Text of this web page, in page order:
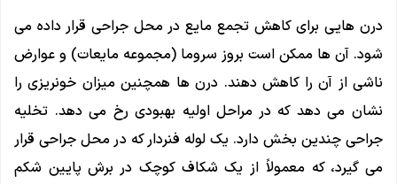
درن هایی برای کاهش تجمع مایع در محل جراحی قرار داده می
شود. آن ها ممکن است بروز سروما (مجموعه مایعات) و عوارض
ناشی از آن را کاهش دهند. درن ها همچنین میزان خونریزی را
نشان می دهد که در مراحل اولیه بهبودی رخ می دهد. تخلیه
جراحی چندین بخش دارد. یک لوله فنردار که در محل جراحی قرار
می گیرد، که معمولاً از یک شکاف کوچک در برش پایین شکم